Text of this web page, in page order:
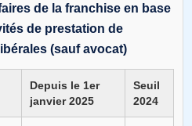
de la franchise en base
de prestation de
(sauf avocat)
Depuis le 1er
janvier 2025
Seuil
2024